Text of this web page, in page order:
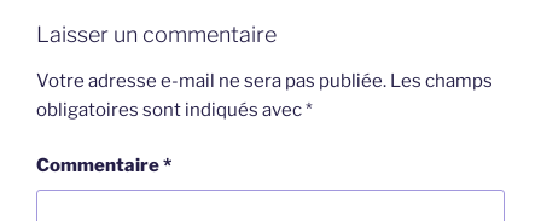
Laisser un commentaire
Votre adresse e-mail ne sera pas publiée. Les champs
obligatoires sont indiqués avec*
Commentaire*